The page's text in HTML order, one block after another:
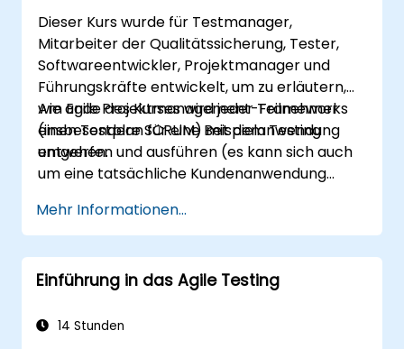
Dieser Kurs wurde für Testmanager,
Mitarbeiter der Qualitätssicherung, Tester,
Softwareentwickler, Projektmanager und
Führungskräfte entwickelt, um zu erläutern,
wie agile Projektmanagement-Frameworks
(insbesondere SCRUM) mit dem Testing
umgehen.
Am Ende des Kurses wird jeder Teilnehmer
einen Testplan für eine Beispielanwendung
entwerfen und ausführen (es kann sich auch
um eine tatsächliche Kundenanwendung
Mehr Informationen...
Einführung in das Agile Testing
14 Stunden